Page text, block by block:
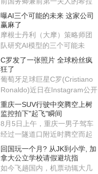
里·克林顿，出现在纽约巴克莱
曝AI三个可能的未来 这家公司
赢麻了
摩根士丹利（大摩）策略师团
队研究AI模型的三个可能未
来：封闭模型赢了、开放模型
胜出
C罗发了一张照片 全球粉丝疯
狂了
葡萄牙足球巨星C罗(Cristiano
Ronaldo)近日在Instagram公开
展示个人豪华跑车收藏，以
重庆一SUV行驶中突腾空上树
监控拍下"起飞"瞬间
8月5日上午，重庆一男子驾车
经过一隧道口附近时腾空而起
悬在半空中，此事引发关注。
网
回国玩一个月? 从JK到小学, 加
拿大公立学校请假避坑指
如今飞趟国内，机票动辄大几